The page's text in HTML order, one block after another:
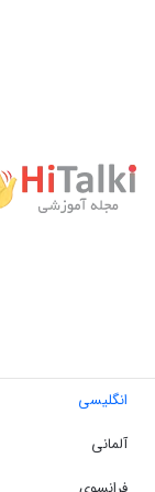
انگلیسی
آلمانی